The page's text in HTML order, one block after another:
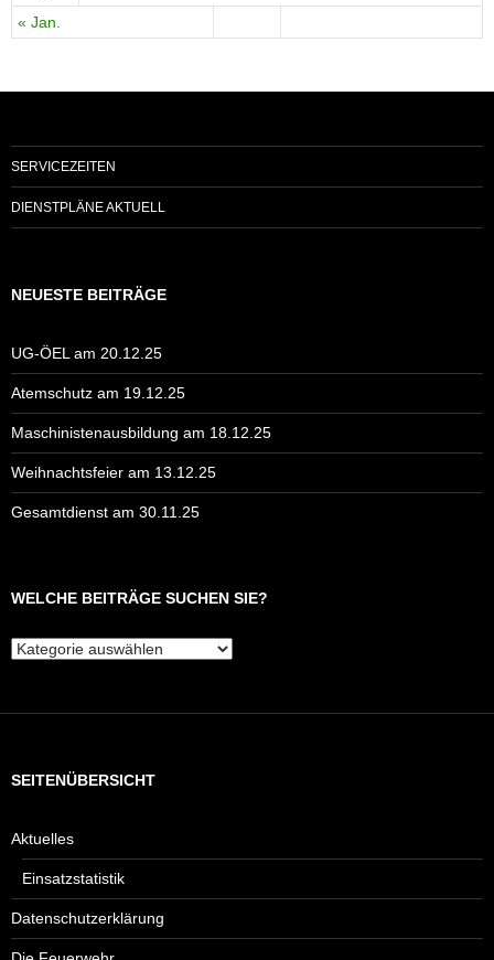
« Jan.
SERVICEZEITEN
DIENSTPLÄNE AKTUELL
NEUESTE BEITRÄGE
UG-ÖEL am 20.12.25
Atemschutz am 19.12.25
Maschinistenausbildung am 18.12.25
Weihnachtsfeier am 13.12.25
Gesamtdienst am 30.11.25
WELCHE BEITRÄGE SUCHEN SIE?
Welche
SEITENÜBERSICHT
Aktuelles
Einsatzstatistik
Datenschutzerklärung